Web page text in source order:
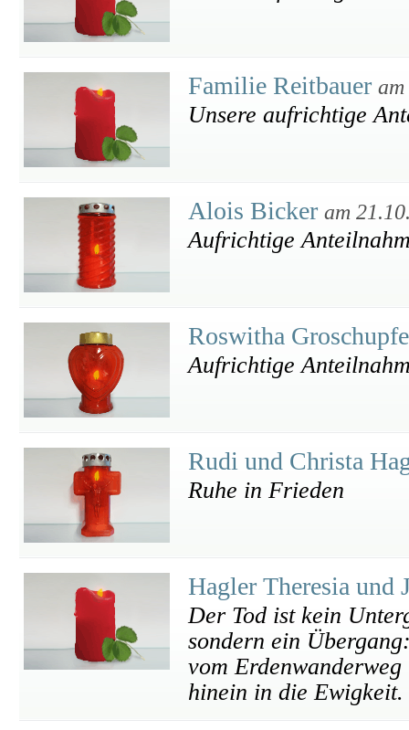
Familie Reitbauer
Unsere aufrichtige
Alois Bicker am
Aufrichtige
Roswitha
Aufrichtige
Rudi und Christa
Ruhe in Frieden
Hagler Theresia und
Der Tod ist kein
sondern ein
vom Erdenwanderweg
hinein in die Ewigkeit.